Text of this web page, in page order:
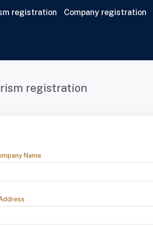
Company registration
registration
registration
Name